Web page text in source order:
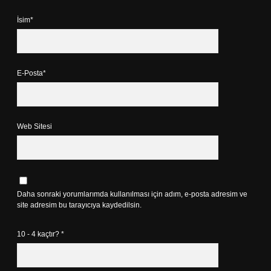
İsim*
E-Posta*
Web Sitesi
Daha sonraki yorumlarımda kullanılması için adım, e-posta adresim ve
site adresim bu tarayıcıya kaydedilsin.
10 - 4 kaçtır? *